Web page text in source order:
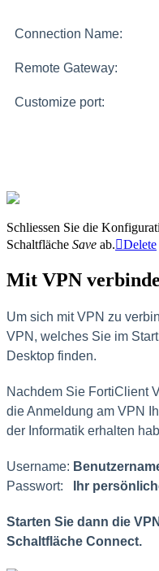
Connection Name:
Remote Gateway:
Customize port:
Schliessen Sie die
Schaltfläche Save ab. Delete
Mit VPN
Um sich mit VPN zu
VPN, welches Sie im
Desktop finden.
Nachdem Sie FortiClient
die Anmeldung am VPN
der Informatik erhalten
Username:
Passwort:
Ihr
Starten Sie dann die
Schaltfläche Connect.